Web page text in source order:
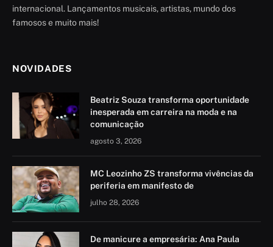
internacional. Lançamentos musicais, artistas, mundo dos
famosos e muito mais!
NOVIDADES
Beatriz Souza transforma oportunidade
inesperada em carreira na moda e na
comunicação
agosto 3, 2026
MC Leozinho ZS transforma vivências da
periferia em manifesto de
julho 28, 2026
De manicure a empresária: Ana Paula